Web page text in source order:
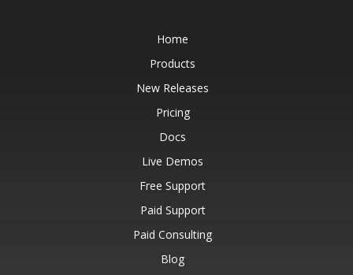
Home
Products
New Releases
Pricing
Docs
Live Demos
Free Support
Paid Support
Paid Consulting
Blog